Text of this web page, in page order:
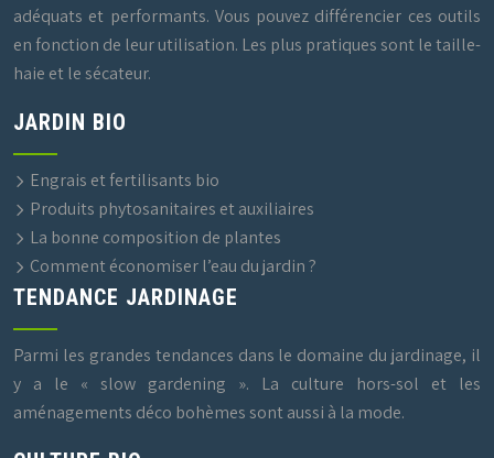
adéquats et performants. Vous pouvez différencier ces outils
en fonction de leur utilisation. Les plus pratiques sont le taille-
haie et le sécateur.
JARDIN BIO
Engrais et fertilisants bio
Produits phytosanitaires et auxiliaires
La bonne composition de plantes
Comment économiser l’eau du jardin ?
TENDANCE JARDINAGE
Parmi les grandes tendances dans le domaine du jardinage, il
y a le « slow gardening ». La culture hors-sol et les
aménagements déco bohèmes sont aussi à la mode.